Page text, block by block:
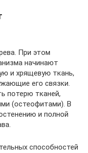
При этом
начинают
и хрящевую ткань,
его связки.
потерю тканей,
(остеофитами). В
и полной
способностей